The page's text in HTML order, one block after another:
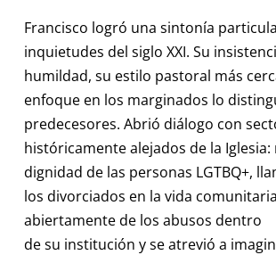
Francisco logró una sintonía
inquietudes del siglo XXI. Su
humildad, su estilo pastoral más
enfoque en los marginados lo
predecesores. Abrió diálogo con
históricamente alejados de la
dignidad de las personas LGTBQ+,
los divorciados en la vida
abiertamente de los abusos dentro
de su institución y se atrevió a